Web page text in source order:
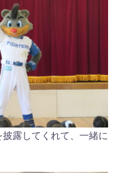
露してくれて、一緒に